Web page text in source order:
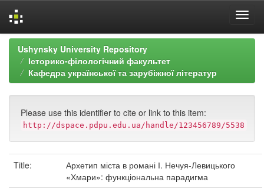
Skip
navigation
Ushynsky University Repository
Історико-філологічний факультет
Кафедра української та зарубіжної літератур
Please use this identifier to cite or link to this item:
http://dspace.pdpu.edu.ua/handle/123456789/5538
Title:
Архетип міста в романі І. Нечуя-Левицького
«Хмари»: функціональна парадигма